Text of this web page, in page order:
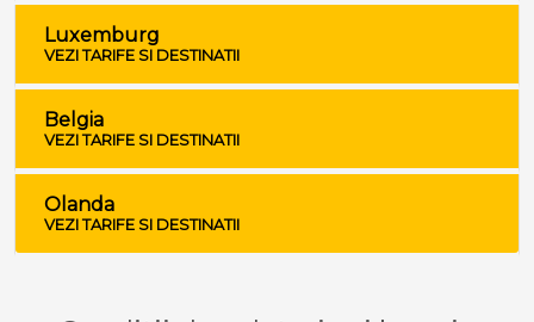
Luxemburg
VEZI TARIFE SI DESTINATII
Belgia
VEZI TARIFE SI DESTINATII
Olanda
VEZI TARIFE SI DESTINATII